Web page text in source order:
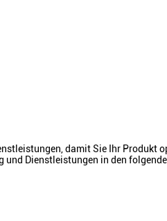
damit Sie Ihr Produkt
Dienstleistungen in den